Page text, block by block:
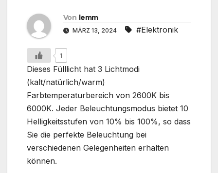
Von lemm
MÄRZ 13, 2024 #Elektronik
1
Dieses Fülllicht hat 3 Lichtmodi
(kalt/natürlich/warm)
Farbtemperaturbereich von 2600K bis
6000K. Jeder Beleuchtungsmodus bietet 10
Helligkeitsstufen von 10% bis 100%, so dass
Sie die perfekte Beleuchtung bei
verschiedenen Gelegenheiten erhalten
können.